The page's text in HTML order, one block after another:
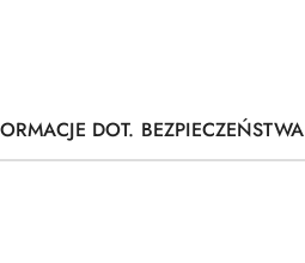
DOT. BEZPIECZEŃSTWA